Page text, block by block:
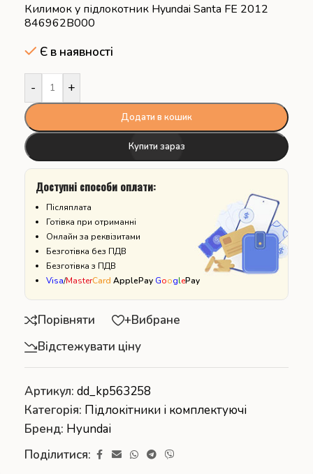
Килимок у підлокотник Hyundai Santa FE 2012
846962B000
Є в наявності
- +
Додати в кошик
Купити зараз
Доступні способи оплати:
Післяплата
Готівка при отриманні
Онлайн за реквізитами
Безготівка без ПДВ
Безготівка з ПДВ
Visa/MasterCard ApplePay GooglePay
Порівняти
+Вибране
Відстежувати ціну
Артикул: dd_kp563258
Категорія: Підлокітники і комплектуючі
Бренд: Hyundai
Поділитися: